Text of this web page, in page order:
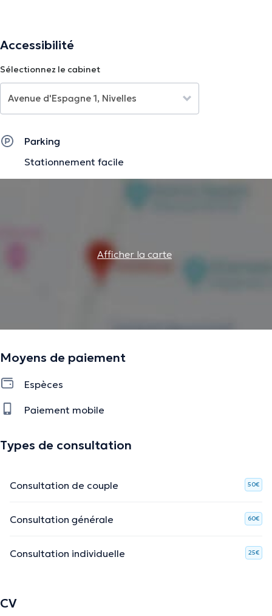
informations vérifiées.
Accessibilité
Sélectionnez le cabinet
Parking
Stationnement facile
Afficher la carte
Moyens de paiement
Espèces
Paiement mobile
Types de consultation
Consultation de couple 50€
Consultation générale 60€
Consultation individuelle 25€
CV